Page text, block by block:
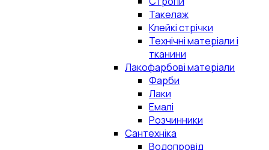
Такелаж
Клейкі стрічки
Технічні матеріали і
тканини
Лакофарбові матеріали
Фарби
Лаки
Емалі
Розчинники
Сантехніка
Водопровід